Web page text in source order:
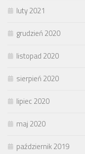
luty 2021
grudzień 2020
listopad 2020
sierpień 2020
lipiec 2020
maj 2020
październik 2019